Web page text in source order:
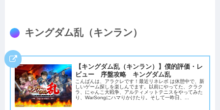
キングダム乱（キンラン）
【キングダム乱（キンラン）】僕的評価・レ
ビュー 序盤攻略 キングダム乱
こんばんは、アラクレです！最近リネレボ は休憩中で、新
しいゲーム探しを楽しんでます。以前にやってた、クラク
ラ、にゃんこ大戦争、アルティメットテニスをやってみた
り、WarSongにハマりかけたり。そして一昨日、...